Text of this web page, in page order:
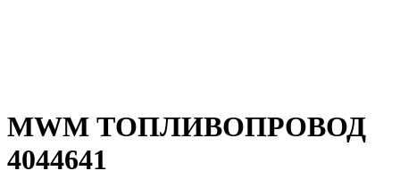
MWM ТОПЛИВОПРОВОД
4044641